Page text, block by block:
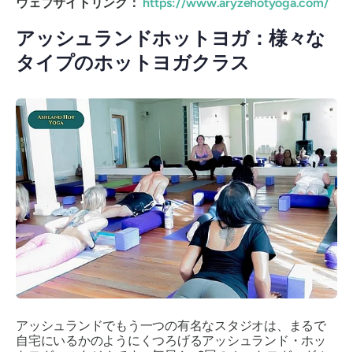
アッシュランドホットヨガ：様々な
タイプのホットヨガクラス
アッシュランドでもう一つの有名なスタジオは、まるで
自宅にいるかのようにくつろげるアッシュランド・ホッ